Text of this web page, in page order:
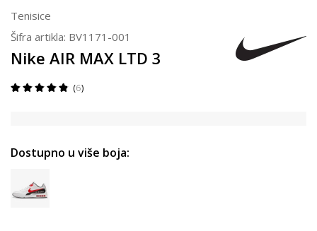
Tenisice
Šifra artikla: BV1171-001
Nike AIR MAX LTD 3
6
Dostupno u više boja: